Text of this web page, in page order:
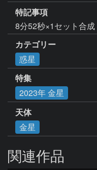
特記事項
8分52秒×1セット合成
カテゴリー
惑星
特集
2023年 金星
天体
金星
関連作品